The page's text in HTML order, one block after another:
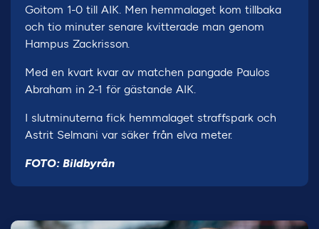
Goitom 1-0 till AIK. Men hemmalaget kom tillbaka
och tio minuter senare kvitterade man genom
Hampus Zackrisson.
Med en kvart kvar av matchen pangade Paulos
Abraham in 2-1 för gästande AIK.
I slutminuterna fick hemmalaget straffspark och
Astrit Selmani var säker från elva meter.
FOTO: Bildbyrån